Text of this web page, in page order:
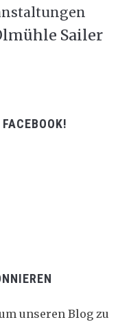
Sailer
unseren Blog zu